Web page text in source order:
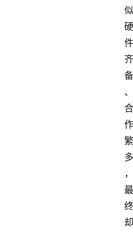
似
硬
件
齐
备
、
合
作
繁
多
，
最
终
却